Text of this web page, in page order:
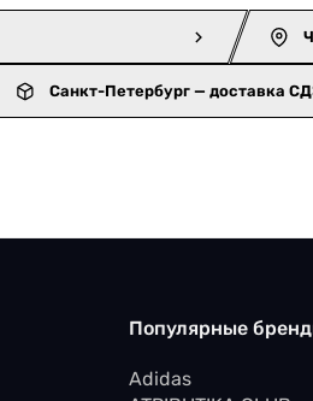
Санкт-Петербург — доставка
Популярные
Adidas